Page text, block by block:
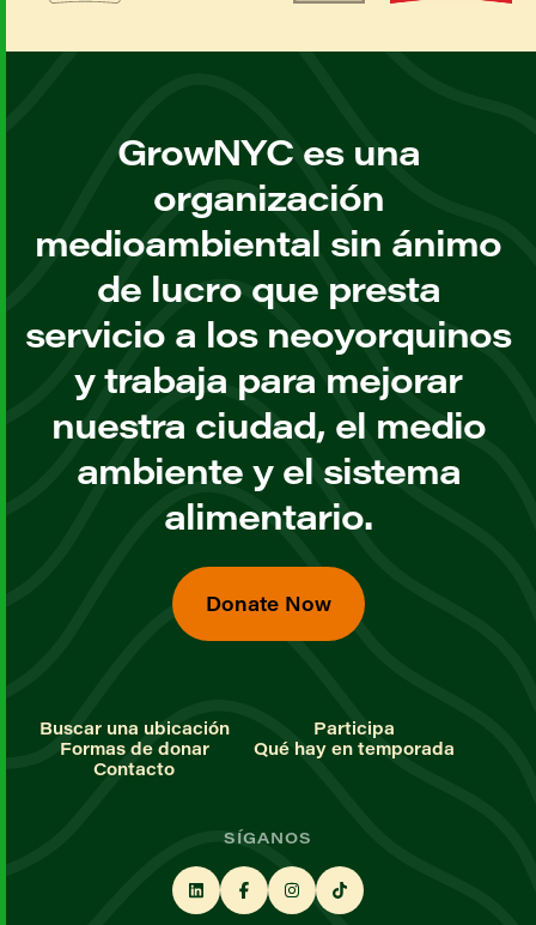
GrowNYC es una
organización
medioambiental sin ánimo
de lucro que presta
servicio a los neoyorquinos
y trabaja para mejorar
nuestra ciudad, el medio
ambiente y el sistema
alimentario.
Donate Now
Buscar una ubicación
Participa
Formas de donar
Qué hay en temporada
Contacto
SÍGANOS